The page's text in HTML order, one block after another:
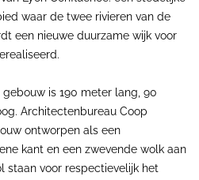
waar de twee rivieren van de
een nieuwe duurzame wijk voor
is 190 meter lang, 90
Architectenbureau Coop
ontworpen als een
kant en een zwevende wolk aan
staan voor respectievelijk het